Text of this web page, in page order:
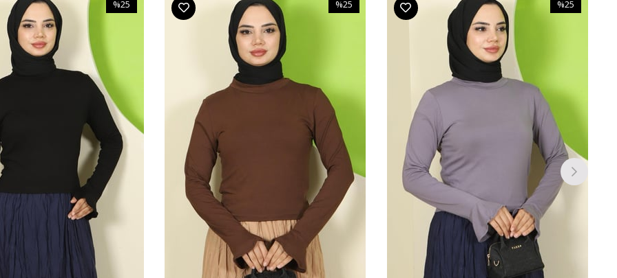
%25
%25
%25